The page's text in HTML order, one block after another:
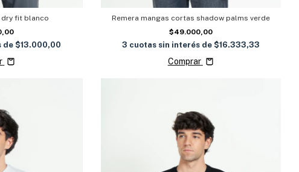
dry fit blanco
de$13.000,00
Remera mangas cortas shadow palms verde
$49.000,00
3 cuotas sin interés de $16.333,33
Comprar